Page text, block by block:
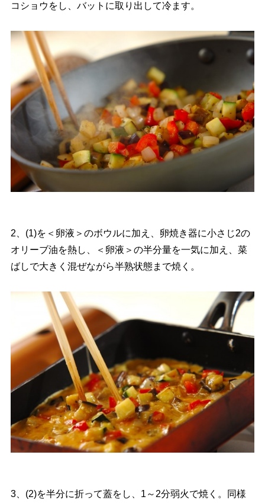
コショウをし、バットに取り出して冷ます。
2、(1)を＜卵液＞のボウルに加え、卵焼き器に小さじ2の
オリーブ油を熱し、＜卵液＞の半分量を一気に加え、菜
ばしで大きく混ぜながら半熟状態まで焼く。
3、(2)を半分に折って蓋をし、1～2分弱火で焼く。同様